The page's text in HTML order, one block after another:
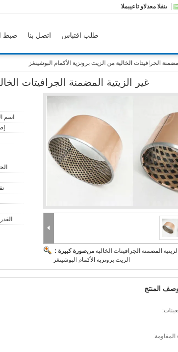
المبيعات والدعم الفنى
ضبط اتصل بنا طلب اقتباس
الجرافيتات الخالية من الزيت برونزية الأكمام البوشينغز
غير الزيتية المضمنة الجرافيتات
صورة كبيرة :المضمنة الجرافيتات الخالية من
الزيت برونزية الأكمام البوشينغز
اسم
المنتج
المقاومة: